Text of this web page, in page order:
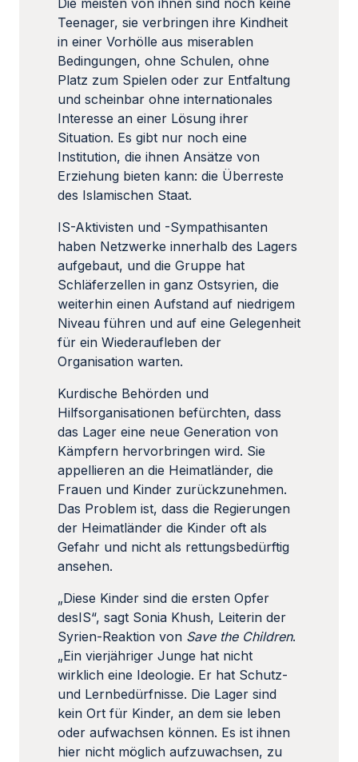
Die meisten von ihnen sind noch keine
Teenager, sie verbringen ihre Kindheit
in einer Vorhölle aus miserablen
Bedingungen, ohne Schulen, ohne
Platz zum Spielen oder zur Entfaltung
und scheinbar ohne internationales
Interesse an einer Lösung ihrer
Situation. Es gibt nur noch eine
Institution, die ihnen Ansätze von
Erziehung bieten kann: die Überreste
des Islamischen Staat.
IS-Aktivisten und -Sympathisanten
haben Netzwerke innerhalb des Lagers
aufgebaut, und die Gruppe hat
Schläferzellen in ganz Ostsyrien, die
weiterhin einen Aufstand auf niedrigem
Niveau führen und auf eine Gelegenheit
für ein Wiederaufleben der
Organisation warten.
Kurdische Behörden und
Hilfsorganisationen befürchten, dass
das Lager eine neue Generation von
Kämpfern hervorbringen wird. Sie
appellieren an die Heimatländer, die
Frauen und Kinder zurückzunehmen.
Das Problem ist, dass die Regierungen
der Heimatländer die Kinder oft als
Gefahr und nicht als rettungsbedürftig
ansehen.
„Diese Kinder sind die ersten Opfer
desIS“, sagt Sonia Khush, Leiterin der
Syrien-Reaktion von Save the Children.
„Ein vierjähriger Junge hat nicht
wirklich eine Ideologie. Er hat Schutz-
und Lernbedürfnisse. Die Lager sind
kein Ort für Kinder, an dem sie leben
oder aufwachsen können. Es ist ihnen
hier nicht möglich aufzuwachsen, zu